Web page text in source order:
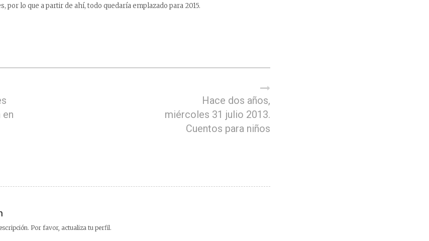
por lo que a partir de ahí, todo quedaría emplazado para 2015.
en
Hace dos años,
miércoles 31 julio 2013.
Cuentos para niños
Por favor, actualiza tu perfil.